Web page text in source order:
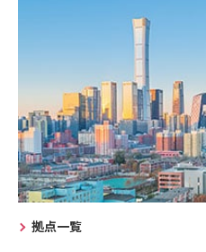
拠点一覧